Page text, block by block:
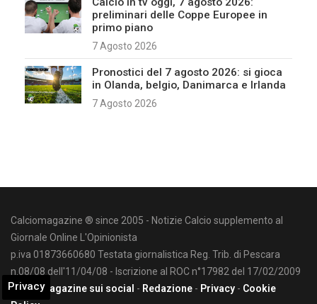
preliminari delle Coppe Europee in
primo piano
7 Agosto 2026
Pronostici del 7 agosto 2026: si gioca
in Olanda, belgio, Danimarca e Irlanda
7 Agosto 2026
Calciomagazine ® since 2005 - Notizie Calcio supplemento al
Giornale Online L'Opinionista
p.iva 01873660680 Testata giornalistica Reg. Trib. di Pescara
n.08/08 dell'11/04/08 - Iscrizione al ROC n°17982 del 17/02/2009
Calciomagazine sui social - Redazione - Privacy - Cookie
Privacy